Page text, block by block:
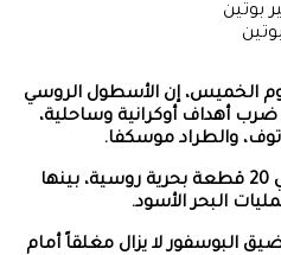
الخميس، إن الأسطول الروسي
ضرب أهداف أوكرانية وساحلية،
والطراد موسكفا.
وقالت الوزارة على تويتر، إن حوالي 20 قطعة بحرية روسية، بينها
البحر الأسود.
البوسفور لا يزال مغلقاً أمام